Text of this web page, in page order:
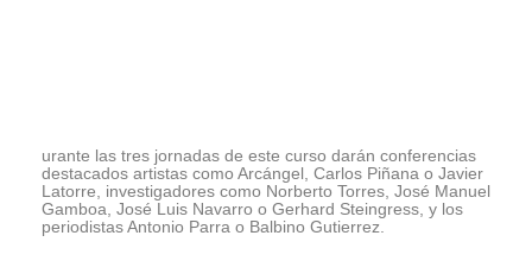
urante las tres jornadas de este curso darán conferencias
destacados artistas como Arcángel, Carlos Piñana o Javier
Latorre, investigadores como Norberto Torres, José Manuel
Gamboa, José Luis Navarro o Gerhard Steingress, y los
periodistas Antonio Parra o Balbino Gutierrez.